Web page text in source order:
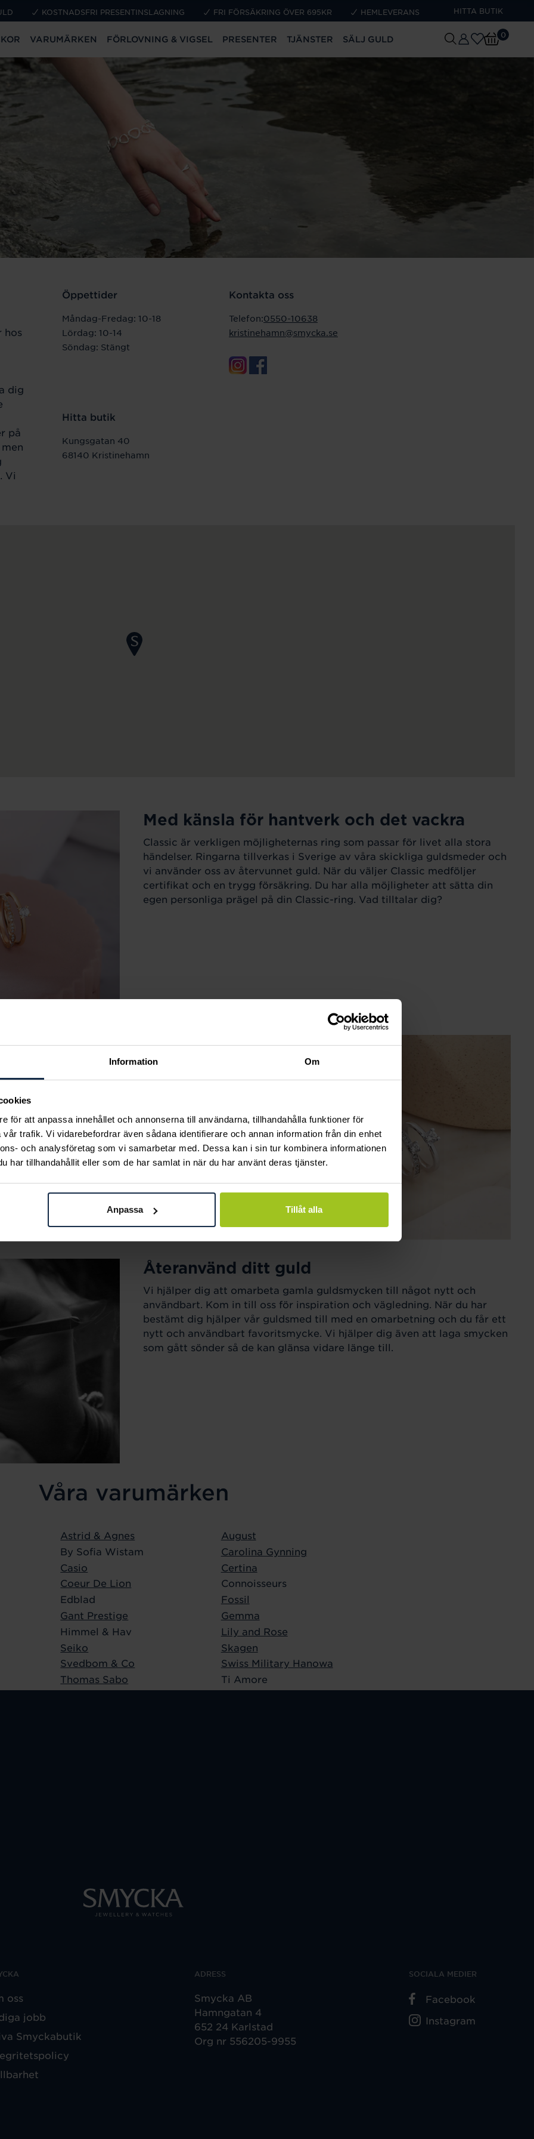
Information Om
för att anpassa innehållet och annonserna till användarna, tillhandahålla funktioner för
trafik. Vi vidarebefordrar även sådana identifierare och annan information från din enhet
och analysföretag som vi samarbetar med. Dessa kan i sin tur kombinera informationen
har tillhandahållit eller som de har samlat in när du har använt deras tjänster.
Anpassa Tillåt alla
KOSTNADSFRI PRESENTINSLAGNING FRI FÖRSÄKRING ÖVER 695KR HEMLEVERANS HITTA BUTIK
VARUMÄRKEN FÖRLOVNING & VIGSEL PRESENTER TJÄNSTER SÄLJ GULD 0
hos
dig
på
Vi
Öppettider
Måndag-Fredag: 10-18
Lördag: 10-14
Söndag: Stängt
Kontakta oss
Telefon:0550-10638
kristinehamn@smycka.se
Hitta butik
Kungsgatan 40
68140 Kristinehamn
Med känsla för hantverk och det vackra
Classic är verkligen möjligheternas ring som passar för livet alla stora
händelser. Ringarna tillverkas i Sverige av våra skickliga guldsmeder och
vi använder oss av återvunnet guld. När du väljer Classic medföljer
certifikat och en trygg försäkring. Du har alla möjligheter att sätta din
egen personliga prägel på din Classic-ring. Vad tilltalar dig?
för varje tillfälle i livet.
sortimentet för att
Maila oss på
Återanvänd ditt guld
Vi hjälper dig att omarbeta gamla guldsmycken till något nytt och
användbart. Kom in till oss för inspiration och vägledning. När du har
bestämt dig hjälper vår guldsmed till med en omarbetning och du får ett
nytt och användbart favoritsmycke. Vi hjälper dig även att laga smycken
som gått sönder så de kan glänsa vidare länge till.
Våra varumärken
Astrid & Agnes
August
By Sofia Wistam
Carolina Gynning
Casio
Certina
Coeur De Lion
Connoisseurs
Edblad
Fossil
Gant Prestige
Gemma
Himmel & Hav
Lily and Rose
Seiko
Skagen
Svedbom & Co
Swiss Military Hanowa
Thomas Sabo Ti Amore
oss
jobb
Smyckabutik
ADRESS
Smycka AB
Hamngatan 4
652 24 Karlstad
Org nr 556205-9955
SOCIALA MEDIER
Facebook
Instagram